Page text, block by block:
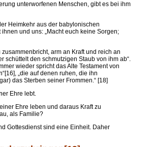
unterworfenen Menschen, gibt es bei ihm
Heimkehr aus der babylonischen
und uns: „Macht euch keine Sorgen;
arm an Kraft und reich an
schüttelt den schmutzigen Staub von ihm ab“.
wieder spricht das Alte Testament von
„die auf denen ruhen, die ihn
das Sterben seiner Frommen.“ [18]
Ehre lebt.
Ehre leben und daraus Kraft zu
als Familie?
Gottesdienst sind eine Einheit. Daher